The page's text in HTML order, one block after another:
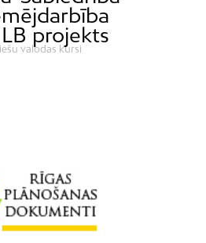
LB projekts
valodas kursi